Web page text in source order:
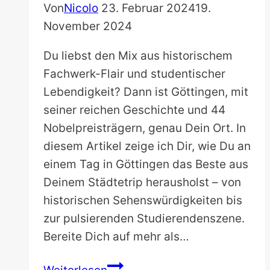
VonNicolo 23. Februar 202419.
November 2024
Du liebst den Mix aus historischem
Fachwerk-Flair und studentischer
Lebendigkeit? Dann ist Göttingen, mit
seiner reichen Geschichte und 44
Nobelpreisträgern, genau Dein Ort. In
diesem Artikel zeige ich Dir, wie Du an
einem Tag in Göttingen das Beste aus
Deinem Städtetrip herausholst – von
historischen Sehenswürdigkeiten bis
zur pulsierenden Studierendenszene.
Bereite Dich auf mehr als…
Ein